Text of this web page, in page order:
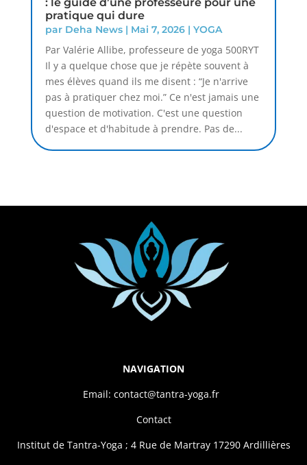
pratique qui dure
par Deha News| Mai 7, 2026| YOGA
Par Valérie Allibe, professeure de yoga 500RYT
Il y a quelque chose que je répète souvent à
mes élèves quand ils me disent : “Je n'arrive
pas à pratiquer chez moi.” Ce n'est jamais une
question de motivation. C'est une question
d'espace et d'habitude à prendre. Pas de...
NAVIGATION
Email: contact@tantra-yoga.fr
Contact
Institut de Tantra-Yoga ; 4 Rue de Martray 17290 Ardillières